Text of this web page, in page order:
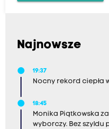
Najnowsze
19:37
Nocny rekord ciepła
18:45
Monika Piątkowska
wyborczy. Bez szyldu